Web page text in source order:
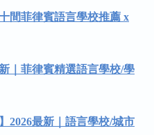
間菲律賓語言學校推薦 x
｜菲律賓精選語言學校/學
2026最新｜語言學校/城市